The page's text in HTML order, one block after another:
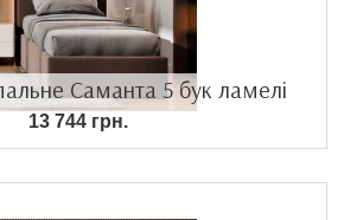
Саманта 5 бук ламелі
13 744 грн.